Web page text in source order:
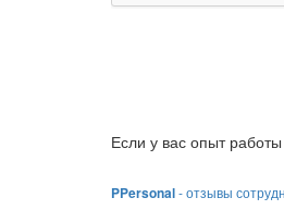
Если у вас опыт
PPersonal- отзывы